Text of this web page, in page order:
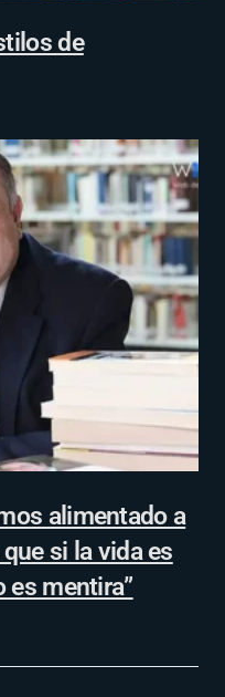
de
alimentado a
si la vida es
es mentira”